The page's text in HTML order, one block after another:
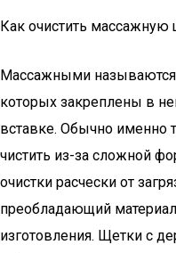
Как очистить массажную
Массажными называются
которых закреплены в
вставке. Обычно именно
чистить из-за сложной
очистки расчески от
преобладающий
изготовления. Щетки с